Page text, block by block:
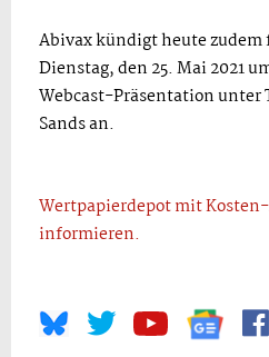
Abivax kündigt heute zudem
Dienstag, den 25. Mai 2021
Webcast-Präsentation unter
Sands an.
Wertpapierdepot mit
informieren.